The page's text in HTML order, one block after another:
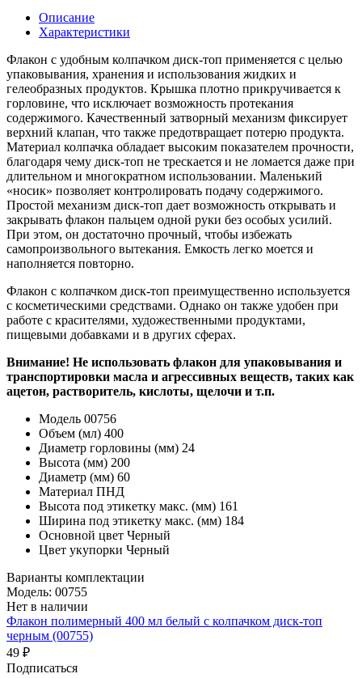
Описание
Характеристики
Флакон с удобным колпачком диск-топ применяется с целью
упаковывания, хранения и использования жидких и
гелеобразных продуктов. Крышка плотно прикручивается к
горловине, что исключает возможность протекания
содержимого. Качественный затворный механизм фиксирует
верхний клапан, что также предотвращает потерю продукта.
Материал колпачка обладает высоким показателем прочности,
благодаря чему диск-топ не трескается и не ломается даже при
длительном и многократном использовании. Маленький
«носик» позволяет контролировать подачу содержимого.
Простой механизм диск-топ дает возможность открывать и
закрывать флакон пальцем одной руки без особых усилий.
При этом, он достаточно прочный, чтобы избежать
самопроизвольного вытекания. Емкость легко моется и
наполняется повторно.
Флакон с колпачком диск-топ преимущественно используется
с косметическими средствами. Однако он также удобен при
работе с красителями, художественными продуктами,
пищевыми добавками и в других сферах.
Внимание! Не использовать флакон для упаковывания и
транспортировки масла и агрессивных веществ, таких как
ацетон, растворитель, кислоты, щелочи и т.п.
Модель 00756
Объем (мл) 400
Диаметр горловины (мм) 24
Высота (мм) 200
Диаметр (мм) 60
Материал ПНД
Высота под этикетку макс. (мм) 161
Ширина под этикетку макс. (мм) 184
Основной цвет Черный
Цвет укупорки Черный
Варианты комплектации
Модель: 00755
Нет в наличии
Флакон полимерный 400 мл белый с колпачком диск-топ
черным (00755)
49 ₽
Подписаться